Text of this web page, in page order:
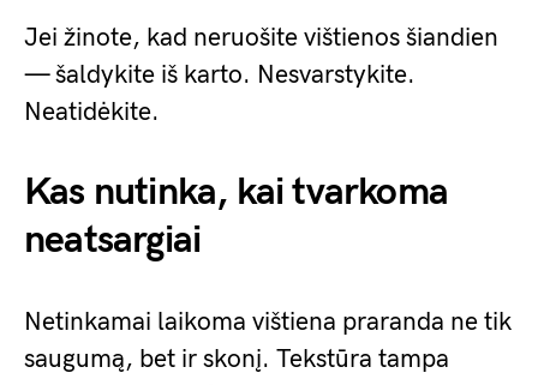
Jei žinote, kad neruošite vištienos šiandien
— šaldykite iš karto. Nesvarstykite.
Neatidėkite.
Kas nutinka, kai tvarkoma
neatsargiai
Netinkamai laikoma vištiena praranda ne tik
saugumą, bet ir skonį. Tekstūra tampa